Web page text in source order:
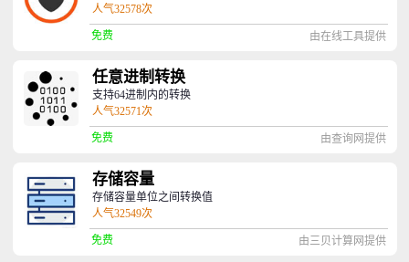
人气32578次
免费 由在线工具提供
任意进制转换
支持64进制内的转换
人气32571次
免费 由查询网提供
存储容量
存储容量单位之间转换值
人气32549次
免费 由三贝计算网提供